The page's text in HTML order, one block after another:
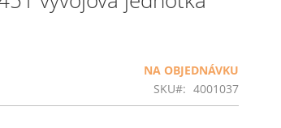
NA OBJEDNÁVKU
SKU
4001037